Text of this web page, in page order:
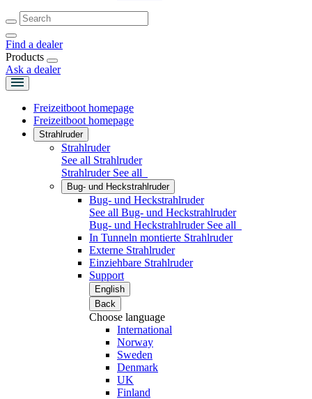
Find a dealer
Products
Ask a dealer
Freizeitboot homepage
Freizeitboot homepage
Strahlruder
Strahlruder
See all Strahlruder
Strahlruder See all
Bug- und Heckstrahlruder
Bug- und Heckstrahlruder
See all Bug- und Heckstrahlruder
Bug- und Heckstrahlruder See all
In Tunneln montierte Strahlruder
Externe Strahlruder
Einziehbare Strahlruder
Support
English
Back
Choose language
International
Norway
Sweden
Denmark
UK
Finland